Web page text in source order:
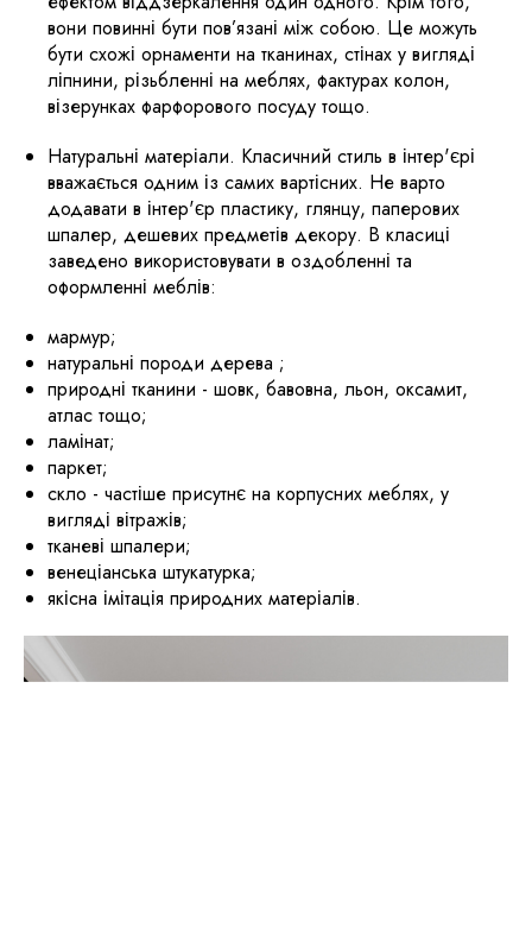
вони повинні бути пов’язані між собою. Це можуть
бути схожі орнаменти на тканинах, стінах у вигляді
ліпнини, різьбленні на меблях, фактурах колон,
візерунках фарфорового посуду тощо.
Натуральні матеріали. Класичний стиль в інтер'єрі
вважається одним із самих вартісних. Не варто
додавати в інтер'єр пластику, глянцу, паперових
шпалер, дешевих предметів декору. В класиці
заведено використовувати в оздобленні та
оформленні меблів:
мармур;
натуральні породи дерева ;
природні тканини - шовк, бавовна, льон, оксамит,
атлас тощо;
ламінат;
паркет;
скло - частіше присутнє на корпусних меблях, у
вигляді вітражів;
тканеві шпалери;
венеціанська штукатурка;
якісна імітація природних матеріалів.